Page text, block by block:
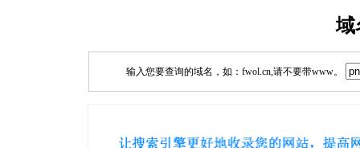
域
输入您要查询的域名，如：fwol.cn,请不要带www。